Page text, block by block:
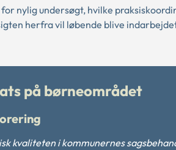
nylig undersøgt, hvilke
herfra vil løbende blive
på børneområdet
kvaliteten i kommunernes